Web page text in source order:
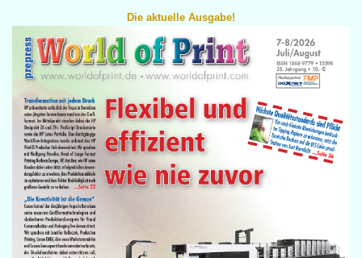
Die aktuelle Ausgabe!